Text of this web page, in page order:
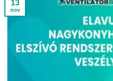
13
nov